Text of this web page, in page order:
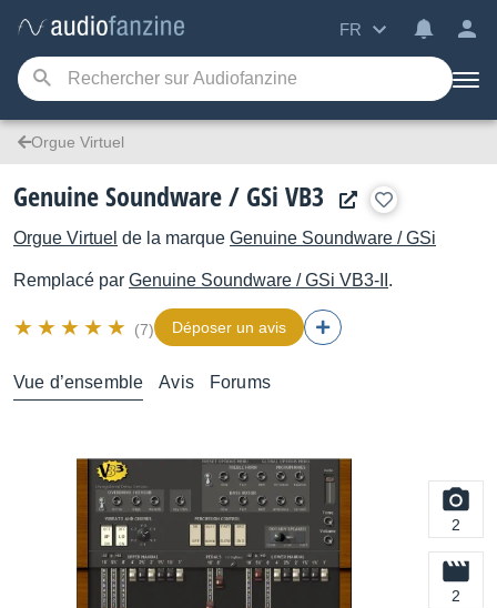
FR
Orgue Virtuel
Genuine Soundware / GSi VB3
Orgue Virtuel de la marque Genuine Soundware / GSi
Remplacé par Genuine Soundware / GSi VB3-II .
(7) Déposer un avis
Vue d’ensemble Avis Forums
2
2